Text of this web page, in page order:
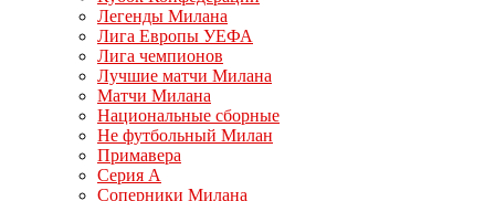
Легенды Милана
Лига Европы УЕФА
Лига чемпионов
Лучшие матчи Милана
Матчи Милана
Национальные сборные
Не футбольный Милан
Примавера
Серия А
Соперники Милана